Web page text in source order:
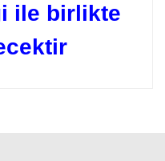
ile birlikte